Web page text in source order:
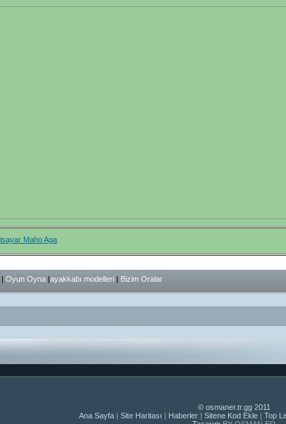
| Oyun Oyna |ayakkabı modelleri| Bizim Oralar
© osmaner.tr.gg 2011
Ana Sayfa | Site Haritası | Haberler| Sitene Kod Ekle| Top